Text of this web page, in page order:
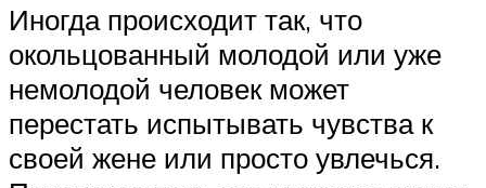
Иногда происходит так, что
окольцованный молодой или уже
немолодой человек может
перестать испытывать чувства к
своей жене или просто увлечься.